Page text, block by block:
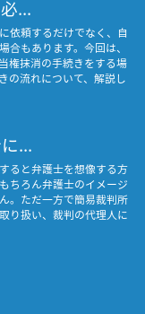
...
依頼するだけでなく、自
合もあります。今回は、
権抹消の手続きをする場
の流れについて、解説し
...
ると弁護士を想像する方
ちろん弁護士のイメージ
。ただ一方で簡易裁判所
り扱い、裁判の代理人に